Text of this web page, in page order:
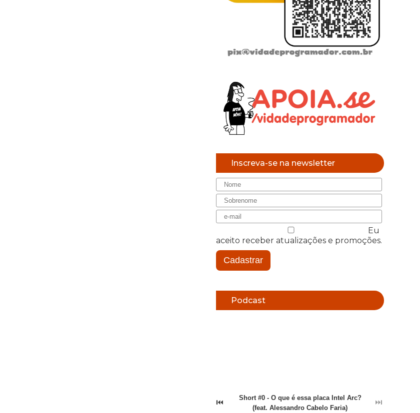
Inscreva-se na newsletter
Eu
aceito receber atualizações e promoções.
Cadastrar
Podcast
⏮
Short #0 - O que é essa placa Intel Arc?
(feat. Alessandro Cabelo Faria)
⏭